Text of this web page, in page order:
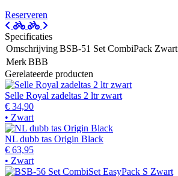
Reserveren
Specificaties
OmschrijvingBSB-51 Set CombiPack Zwart
MerkBBB
Gerelateerde producten
Selle Royal zadeltas 2 ltr zwart
€ 34,90
• Zwart
NL dubb tas Origin Black
€ 63,95
• Zwart